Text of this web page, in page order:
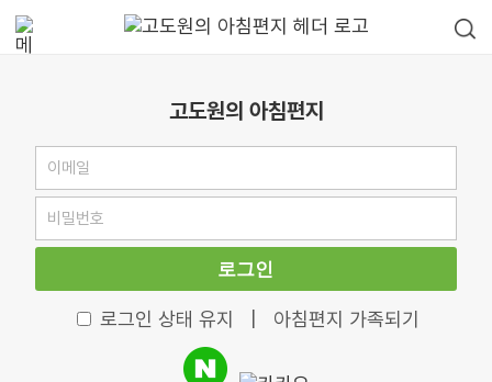
고도원의 아침편지
로그인
로그인 상태 유지 아침편지 가족되기